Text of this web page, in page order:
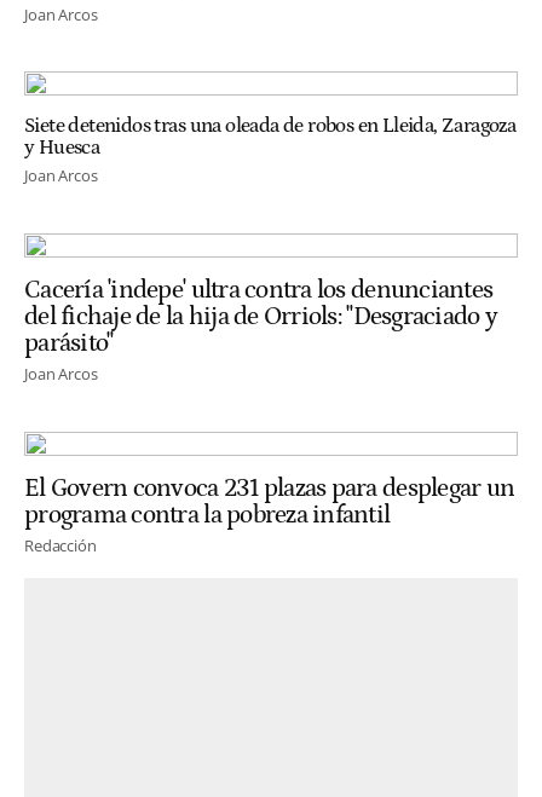
Joan Arcos
Siete detenidos tras una oleada de robos en Lleida, Zaragoza
y Huesca
Joan Arcos
Cacería 'indepe' ultra contra los denunciantes
del fichaje de la hija de Orriols: "Desgraciado y
parásito"
Joan Arcos
El Govern convoca 231 plazas para desplegar un
programa contra la pobreza infantil
Redacción